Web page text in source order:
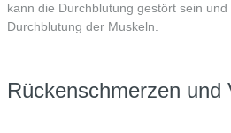
kann die Durchblutung gestört sein
Durchblutung der Muskeln.
Rückenschmerzen